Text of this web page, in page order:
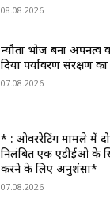
08.08.2026
न्यौता भोज बना अपनत्व
दिया पर्यावरण संरक्षण
07.08.2026
* : ओवररेटिंग मामले में
निलंबित एक एडीईओ के
करने के लिए अनुशंसा*
07.08.2026